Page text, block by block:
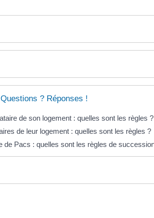
Questions ? Réponses !
de son logement : quelles sont les règles ?
de leur logement : quelles sont les règles ?
de Pacs : quelles sont les règles de